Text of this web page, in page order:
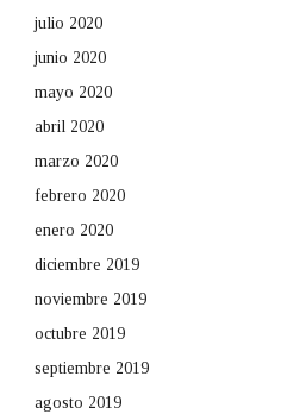
julio 2020
junio 2020
mayo 2020
abril 2020
marzo 2020
febrero 2020
enero 2020
diciembre 2019
noviembre 2019
octubre 2019
septiembre 2019
agosto 2019